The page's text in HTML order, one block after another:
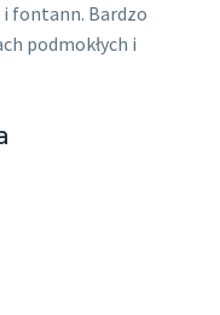
fontann. Bardzo
podmokłych i